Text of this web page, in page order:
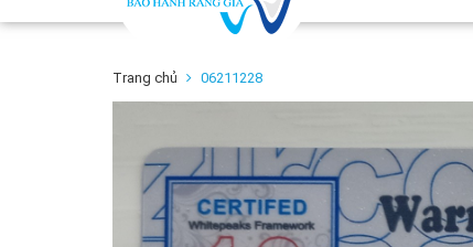
Trang chủ 06211228